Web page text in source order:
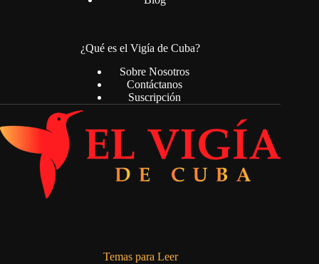
¿Qué es el Vigía de Cuba?
Sobre Nosotros
Contáctanos
Suscripción
Temas para Leer